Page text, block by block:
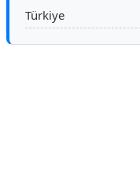
Türkiye